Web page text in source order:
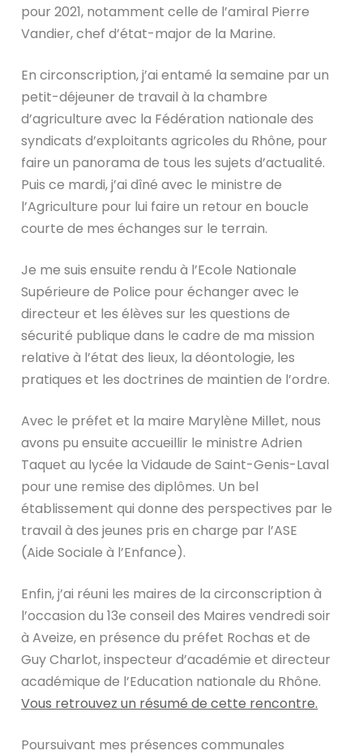
pour 2021, notamment celle de l’amiral Pierre
Vandier, chef d’état-major de la Marine.
En circonscription, j’ai entamé la semaine par un
petit-déjeuner de travail à la chambre
d’agriculture avec la Fédération nationale des
syndicats d’exploitants agricoles du Rhône, pour
faire un panorama de tous les sujets d’actualité.
Puis ce mardi, j’ai dîné avec le ministre de
l’Agriculture pour lui faire un retour en boucle
courte de mes échanges sur le terrain.
Je me suis ensuite rendu à l’Ecole Nationale
Supérieure de Police pour échanger avec le
directeur et les élèves sur les questions de
sécurité publique dans le cadre de ma mission
relative à l’état des lieux, la déontologie, les
pratiques et les doctrines de maintien de l’ordre.
Avec le préfet et la maire Marylène Millet, nous
avons pu ensuite accueillir le ministre Adrien
Taquet au lycée la Vidaude de Saint-Genis-Laval
pour une remise des diplômes. Un bel
établissement qui donne des perspectives par le
travail à des jeunes pris en charge par l’ASE
(Aide Sociale à l’Enfance).
Enfin, j’ai réuni les maires de la circonscription à
l’occasion du 13e conseil des Maires vendredi soir
à Aveize, en présence du préfet Rochas et de
Guy Charlot, inspecteur d’académie et directeur
académique de l’Education nationale du Rhône.
Vous retrouvez un résumé de cette rencontre.
Poursuivant mes présences communales